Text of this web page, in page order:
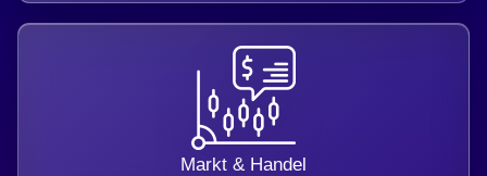
Markt & Handel